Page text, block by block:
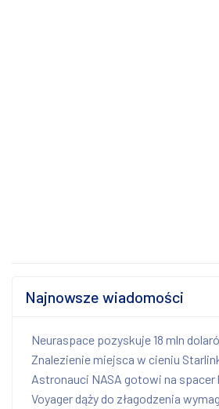
Najnowsze wiadomości
Neuraspace pozyskuje 18 mln
Znalezienie miejsca w cieniu
Astronauci NASA gotowi na spacer
Voyager dąży do złagodzenia